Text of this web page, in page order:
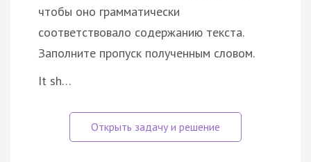
чтобы оно грамматически
соответствовало содержанию текста.
Заполните пропуск полученным словом.
It sh…